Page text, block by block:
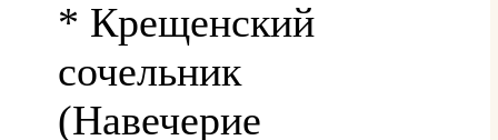
* Крещенский
сочельник
(Навечерие